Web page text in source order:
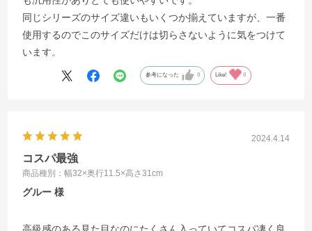
同じシリーズのサイズ違いもいくつか揃えていますが、一番
使用するのでこのサイズだけは切らさないように気をつけて
います。
参考になった 0 Like! 0
2024.4.14
コスパ最強
商品種別：幅32×奥行11.5×高さ31cm
グルー